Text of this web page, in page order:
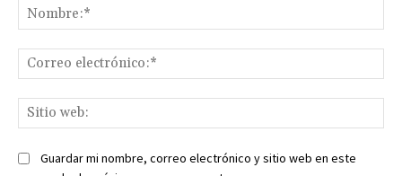
Guardar mi nombre, correo electrónico y sitio web en este